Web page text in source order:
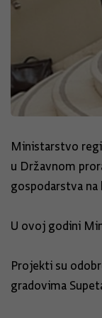
Ministarstvo
u Državnom
gospodarstva
U ovoj godini
Projekti su
gradovima